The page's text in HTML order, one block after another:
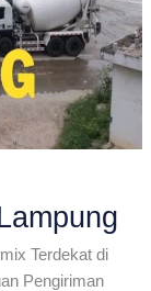
Terdekat di
Pengiriman